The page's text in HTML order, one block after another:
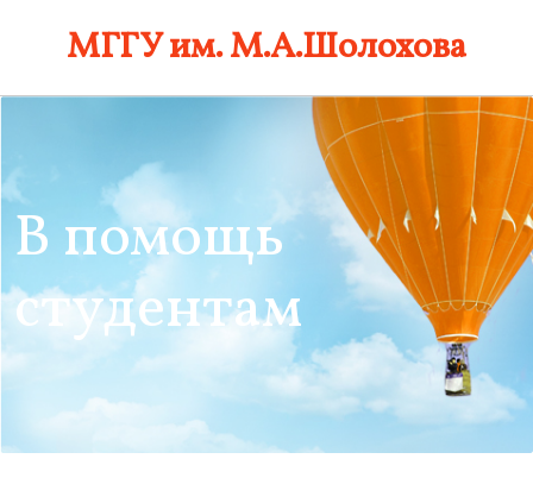
МГГУ им. М.А.Шолохова
В помощь
студентам